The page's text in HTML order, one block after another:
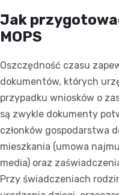
Jak
MOPS
Oszczędność czasu
dokumentów, których
przypadku wniosków o
są zwykle dokumenty
członków gospodarstwa
mieszkania (umowa
media) oraz
Przy świadczeniach